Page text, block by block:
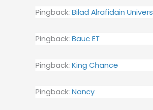
Pingback: Bilad Alrafidain
Pingback: Bauc ET
Pingback: King Chance
Pingback: Nancy